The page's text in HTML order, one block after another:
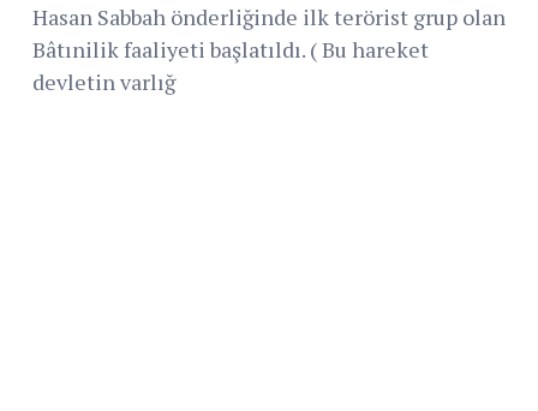
Hasan Sabbah önderliğinde ilk terörist grup olan
Bâtınilik faaliyeti başlatıldı. ( Bu hareket
devletin varlığ